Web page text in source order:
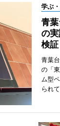
学ぶ
青
の
検証
青葉
の「
ム型
られて